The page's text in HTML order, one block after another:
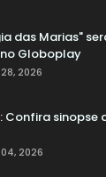
das Marias"
Globoplay
2026
Confira sinopse
2026